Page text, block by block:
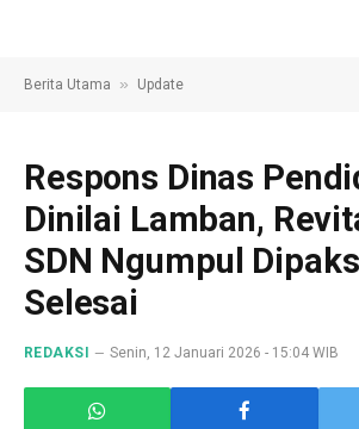
Berita Utama » Update
Respons Dinas
Dinilai Lamban,
SDN Ngumpul
Selesai
REDAKSI Senin, 12 Januari 2026 - 15:04 WIB